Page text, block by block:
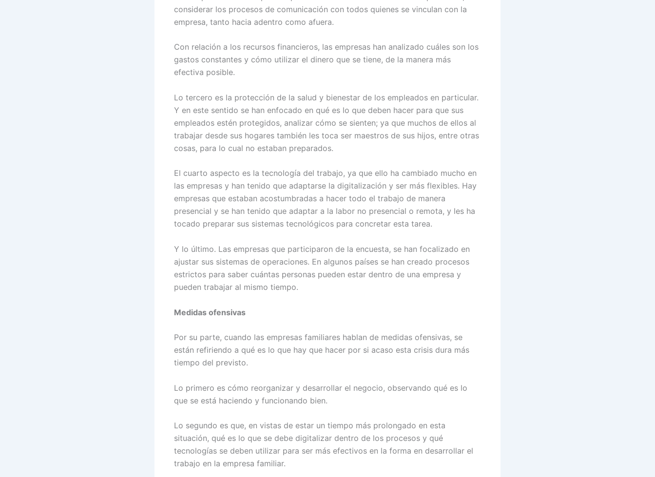
considerar los procesos de comunicación con todos quienes se vinculan con la
empresa, tanto hacia adentro como afuera.
Con relación a los recursos financieros, las empresas han analizado cuáles son los
gastos constantes y cómo utilizar el dinero que se tiene, de la manera más
efectiva posible.
Lo tercero es la protección de la salud y bienestar de los empleados en particular.
Y en este sentido se han enfocado en qué es lo que deben hacer para que sus
empleados estén protegidos, analizar cómo se sienten; ya que muchos de ellos al
trabajar desde sus hogares también les toca ser maestros de sus hijos, entre otras
cosas, para lo cual no estaban preparados.
El cuarto aspecto es la tecnología del trabajo, ya que ello ha cambiado mucho en
las empresas y han tenido que adaptarse la digitalización y ser más flexibles. Hay
empresas que estaban acostumbradas a hacer todo el trabajo de manera
presencial y se han tenido que adaptar a la labor no presencial o remota, y les ha
tocado preparar sus sistemas tecnológicos para concretar esta tarea.
Y lo último. Las empresas que participaron de la encuesta, se han focalizado en
ajustar sus sistemas de operaciones. En algunos países se han creado procesos
estrictos para saber cuántas personas pueden estar dentro de una empresa y
pueden trabajar al mismo tiempo.
Medidas ofensivas
Por su parte, cuando las empresas familiares hablan de medidas ofensivas, se
están refiriendo a qué es lo que hay que hacer por si acaso esta crisis dura más
tiempo del previsto.
Lo primero es cómo reorganizar y desarrollar el negocio, observando qué es lo
que se está haciendo y funcionando bien.
Lo segundo es que, en vistas de estar un tiempo más prolongado en esta
situación, qué es lo que se debe digitalizar dentro de los procesos y qué
tecnologías se deben utilizar para ser más efectivos en la forma en desarrollar el
trabajo en la empresa familiar.